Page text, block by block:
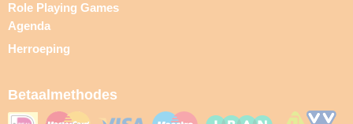
Role Playing Games
Agenda
Herroeping
Betaalmethodes